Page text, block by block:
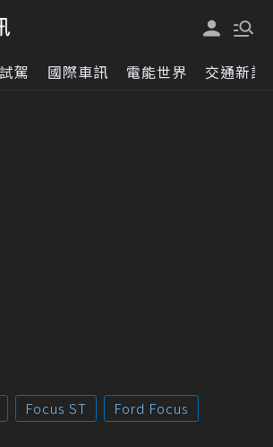
駕 國際車訊 電能世界 交通新訊
Focus ST
Ford Focus